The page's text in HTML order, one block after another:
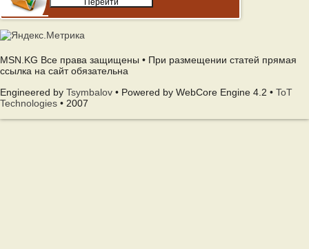
MSN.KG Все права защищены • При размещении статей прямая
ссылка на сайт обязательна
Engineered by Tsymbalov • Powered by WebCore Engine 4.2 • ToT
Technologies • 2007